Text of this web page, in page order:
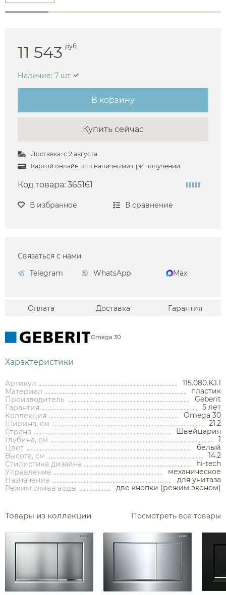
Каталог
Аксессуары
Держатели туалетной бумаги
Мыльницы
Душ
11 543 руб.
Наличие: 7 шт
В корзину
Купить сейчас
Доставка: с 2 августа
Картой онлайн или наличными при получении
Код товара: 365161
В избранное В сравнение
Связаться с нами
Telegram
WhatsApp Max
Оплата Доставка Гарантия
Omega 30
Характеристики
Артикул
115.080.KJ.1
Материал
пластик
Производитель
Geberit
Гарантия
5 лет
Коллекция
Omega 30
Ширина, см
21.2
Страна
Швейцария
Глубина, см
1
Цвет
белый
Высота, см
14.2
Стилистика дизайна
hi-tech
Управление
механическое
Назначение
для унитаза
Режим слива воды
две кнопки (режим эконом)
Товары из коллекции Посмотреть все товары